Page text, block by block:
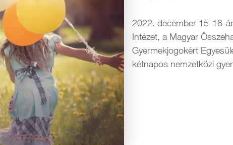
2022. december 15-16-
Intézet, a Magyar
Gyermekjogokért
kétnapos nemzetközi